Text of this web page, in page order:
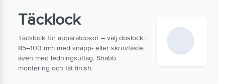
Täcklock
Täcklock för apparatdosor – välj doslock i
85–100 mm med snäpp- eller skruvfäste,
även med ledningsuttag. Snabb
montering och tät finish.